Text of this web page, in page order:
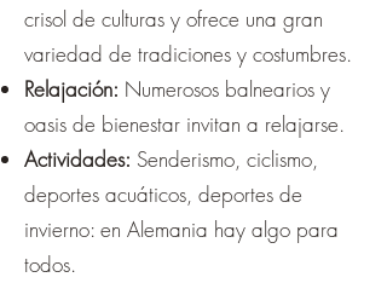
crisol de culturas y ofrece una gran
variedad de tradiciones y costumbres.
Relajación: Numerosos balnearios y
oasis de bienestar invitan a relajarse.
Actividades: Senderismo, ciclismo,
deportes acuáticos, deportes de
invierno: en Alemania hay algo para
todos.